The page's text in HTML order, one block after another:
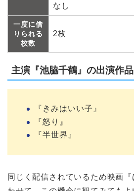
なし
一度に借
りられる
枚数
2枚
主演『池脇千鶴』の出演作品
『きみはいい子』
『怒り』
『半世界』
同じく配信されているため映画